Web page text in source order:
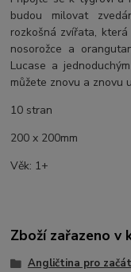
budou milovat
rozkošná zvířata,
nosorožce a
Lucase a
můžete znovu a znovu
10 stran
200 x 200mm
Věk: 1+
Zboží zařazeno v
Angličtina pro